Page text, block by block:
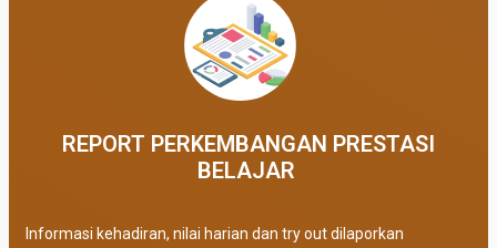
REPORT PERKEMBANGAN PRESTASI
BELAJAR ​
Informasi kehadiran, nilai harian dan try out dilaporkan